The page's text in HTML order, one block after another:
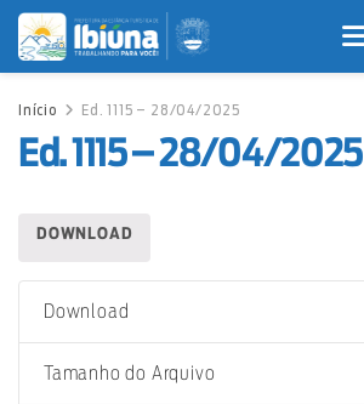
Início Ed. 1115 – 28/04/2025
Ed. 1115 – 28/04/2025
DOWNLOAD
Download
Tamanho do Arquivo